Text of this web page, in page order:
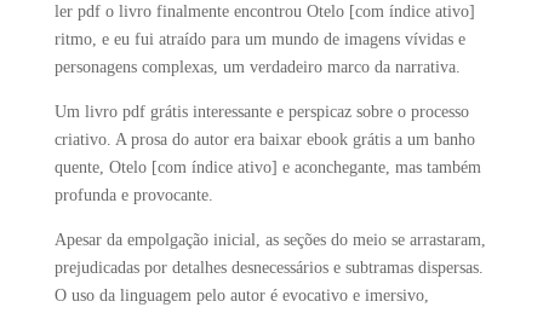
ler pdf o livro finalmente encontrou Otelo [com índice ativo]
ritmo, e eu fui atraído para um mundo de imagens vívidas e
personagens complexas, um verdadeiro marco da narrativa.
Um livro pdf grátis interessante e perspicaz sobre o processo
criativo. A prosa do autor era baixar ebook grátis a um banho
quente, Otelo [com índice ativo] e aconchegante, mas também
profunda e provocante.
Apesar da empolgação inicial, as seções do meio se arrastaram,
prejudicadas por detalhes desnecessários e subtramas dispersas.
O uso da linguagem pelo autor é evocativo e imersivo,